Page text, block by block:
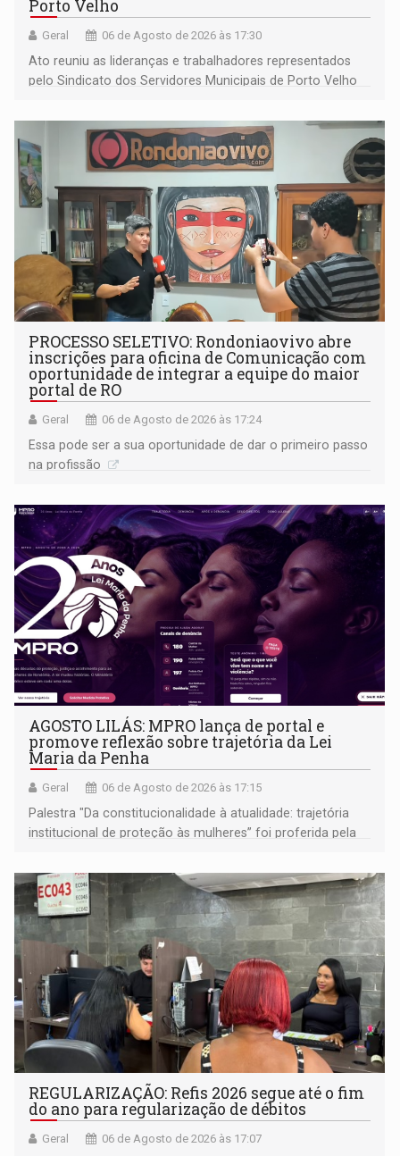
Porto Velho
Geral 06 de Agosto de 2026 às 17:30
Ato reuniu as lideranças e trabalhadores representados
pelo Sindicato dos Servidores Municipais de Porto Velho
PROCESSO SELETIVO: Rondoniaovivo abre
inscrições para oficina de Comunicação com
oportunidade de integrar a equipe do maior
portal de RO
Geral 06 de Agosto de 2026 às 17:24
Essa pode ser a sua oportunidade de dar o primeiro passo
na profissão
AGOSTO LILÁS: MPRO lança de portal e
promove reflexão sobre trajetória da Lei
Maria da Penha
Geral 06 de Agosto de 2026 às 17:15
Palestra "Da constitucionalidade à atualidade: trajetória
institucional de proteção às mulheres” foi proferida pela
Goiás
REGULARIZAÇÃO: Refis 2026 segue até o fim
do ano para regularização de débitos
Geral 06 de Agosto de 2026 às 17:07